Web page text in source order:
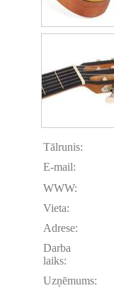
Tālrunis:
E-mail:
WWW:
Vieta:
Adrese:
Darba
laiks:
Uzņēmums: